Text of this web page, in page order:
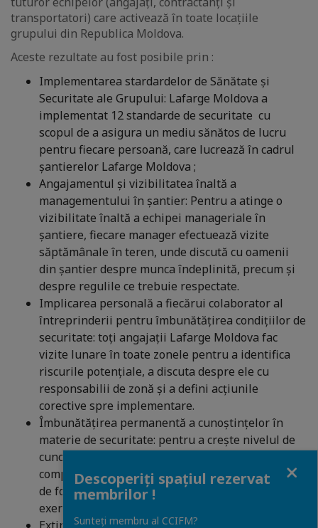
transportatori) care activează în toate locațiile
grupului din Republica Moldova.
Aceste rezultate au fost posibile prin :
Implementarea stardardelor de Sănătate şi
Securitate ale Grupului: Lafarge Moldova a
implementat 12 standarde de securitate cu
scopul de a asigura un mediu sănătos de lucru
pentru fiecare persoană, care lucrează în cadrul
şantierelor Lafarge Moldova ;
Angajamentul şi vizibilitatea înaltă a
managementului în şantier: Pentru a atinge o
vizibilitate înaltă a echipei manageriale în
şantiere, fiecare manager efectuează vizite
săptămânale în teren, unde discută cu oamenii
din şantier despre munca îndeplinită, precum şi
despre regulile ce trebuie respectate.
Implicarea personală a fiecărui colaborator al
întreprinderii pentru îmbunătăţirea condiţiilor de
securitate: toţi angajaţii Lafarge Moldova fac
vizite lunare în toate zonele pentru a identifica
riscurile potenţiale, a discuta despre ele cu
responsabilii de zonă şi a defini acţiunile
corective spre implementare.
Îmbunătăţirea permanentă a cunoştinţelor în
materie de securitate: pentru a creşte nivelul de
cunoştinţe în materie de sănătate şi securitate în
companie este implementat un proces continuu
de formare: instructaje introductive, training-uri,
exerciţii practice, etc:
Descoperiți spațiul rezervat
membrilor !
Sunteți membru al CCIFM?